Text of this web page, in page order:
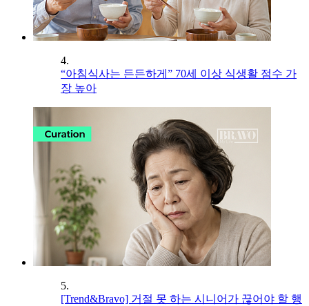
4.
“아침식사는 든든하게” 70세 이상 식생활 점수 가
장 높아
5.
[Trend&Bravo] 거절 못 하는 시니어가 끊어야 할 행